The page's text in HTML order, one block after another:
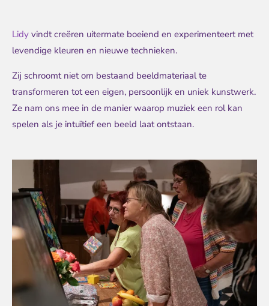
Lidy vindt creëren uitermate boeiend en experimenteert met
levendige kleuren en nieuwe technieken.
Zij schroomt niet om bestaand beeldmateriaal te
transformeren tot een eigen, persoonlijk en uniek kunstwerk.
Ze nam ons mee in de manier waarop muziek een rol kan
spelen als je intuïtief een beeld laat ontstaan.